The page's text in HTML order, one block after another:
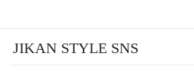
JIKAN STYLE SNS